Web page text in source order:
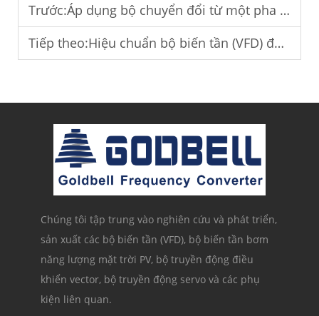
Trước:Áp dụng bộ chuyển đổi từ một pha sang ba pha cho thiết bị công nghiệp ở khu vực nông thôn.
Tiếp theo:Hiệu chuẩn bộ biến tần (VFD) để vận hành ổn định.
Chúng tôi tập trung vào nghiên cứu và phát triển,
sản xuất các bộ biến tần (VFD), bộ biến tần bơm
năng lượng mặt trời PV, bộ truyền động điều
khiển vector, bộ truyền động servo và các phụ
kiện liên quan.